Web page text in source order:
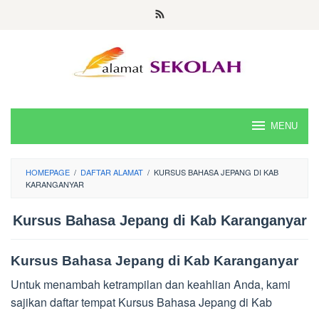
MENU
HOMEPAGE / DAFTAR ALAMAT / KURSUS BAHASA JEPANG DI KAB
KARANGANYAR
Kursus Bahasa Jepang di Kab Karanganyar
Kursus Bahasa Jepang di Kab Karanganyar
Untuk menambah ketrampilan dan keahlian Anda, kami
sajikan daftar tempat Kursus Bahasa Jepang di Kab